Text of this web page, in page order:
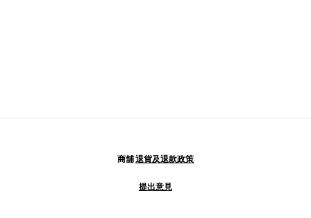
商舖退貨及退款政策
提出意見